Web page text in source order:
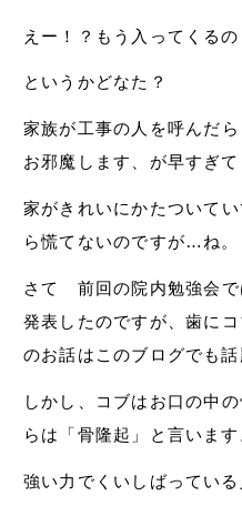
えー！？もう入ってくるの
というかどなた？
家族が工事の人を呼んだ
お邪魔します、が早すぎ
家がきれいにかたついて
ら慌てないのですが…ね。
さて 前回の院内勉強会で
発表したのですが、歯に
のお話はこのブログでも話
しかし、コブはお口の中
らは「骨隆起」と言います
強い力でくいしばっている